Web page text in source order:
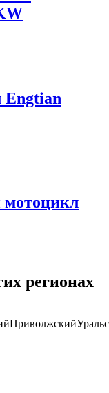
Engtian
мотоцикл
регионах
Приволжский